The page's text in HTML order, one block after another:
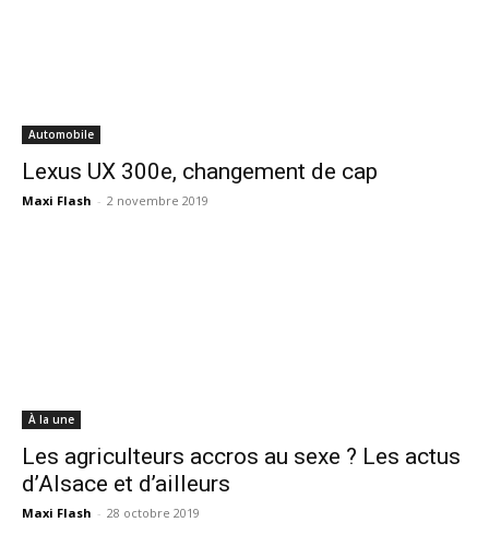
Automobile
Lexus UX 300e, changement de cap
Maxi Flash - 2 novembre 2019
À la une
Les agriculteurs accros au sexe ? Les actus
d’Alsace et d’ailleurs
Maxi Flash - 28 octobre 2019